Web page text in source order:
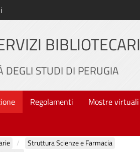
BIBLIOTECARI
DEGLI STUDI DI PERUGIA
Regolamenti Mostre virtuali
Struttura Scienze e Farmacia